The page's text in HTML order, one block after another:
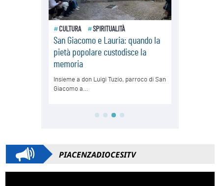
PIACENZADIOCESITV